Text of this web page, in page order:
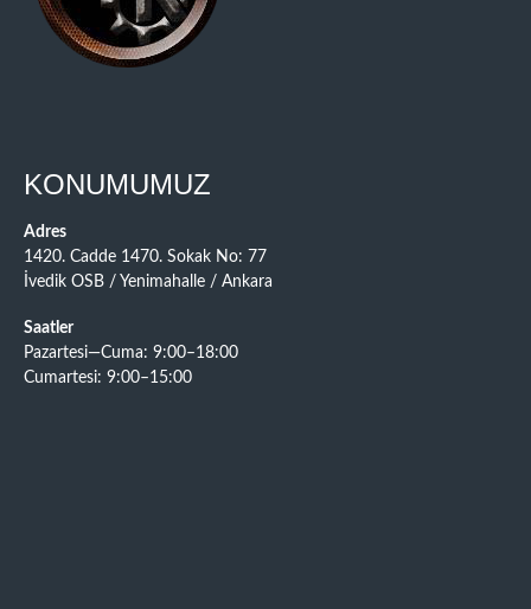
KONUMUMUZ
Adres
1420. Cadde 1470. Sokak No: 77
İvedik OSB / Yenimahalle / Ankara
Saatler
Pazartesi—Cuma: 9:00–18:00
Cumartesi: 9:00–15:00